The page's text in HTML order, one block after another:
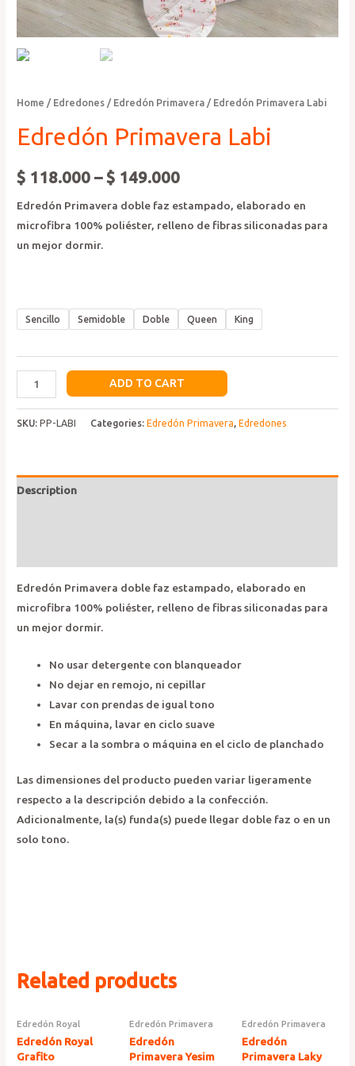
Home / Edredones / Edredón Primavera / Edredón Primavera Labi
Edredón Primavera Labi
$ 118.000 –$ 149.000
Edredón Primavera doble faz estampado, elaborado en
microfibra 100% poliéster, relleno de fibras siliconadas para
un mejor dormir.
Sencillo Semidoble Doble Queen King
Edredón
Primavera
Labi
ADD TO CART
SKU:PP-LABI Categories:Edredón Primavera ,Edredones
Description
Edredón Primavera doble faz estampado, elaborado en
microfibra 100% poliéster, relleno de fibras siliconadas para
un mejor dormir.
No usar detergente con blanqueador
No dejar en remojo, ni cepillar
Lavar con prendas de igual tono
En máquina, lavar en ciclo suave
Secar a la sombra o máquina en el ciclo de planchado
Las dimensiones del producto pueden variar ligeramente
respecto a la descripción debido a la confección.
Adicionalmente, la(s) funda(s) puede llegar doble faz o en un
solo tono.
Related products
Edredón Royal
Edredón Royal
Grafito
Edredón Primavera
Edredón
Primavera Yesim
Edredón Primavera
Edredón
Primavera Laky